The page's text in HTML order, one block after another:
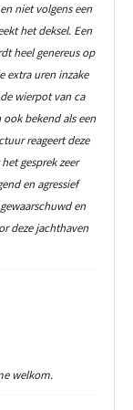
niet volgens een
het deksel. Een
heel genereus op
extra uren inzake
wierpot van ca
bekend als een
reageert deze
gesprek zeer
en agressief
en
deze jachthaven
welkom.